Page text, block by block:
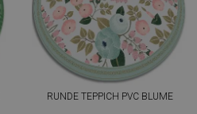
RUNDE TEPPICH PVC BLUME